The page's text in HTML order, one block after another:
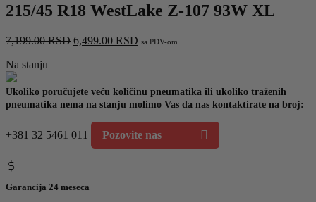
215/45 R18 WestLake Z-107 93W XL
7,199.00RSD Originalna
7,199.00 RSD.
6,499.00 RSD Trenutna
sa PDV-om
Na stanju
Ukoliko poručujete veću količinu pneumatika ili ukoliko traženih
pneumatika nema na stanju molimo Vas da nas kontaktirate na broj:
+381 32 5461 011 Pozovite nas
Garancija 24 meseca